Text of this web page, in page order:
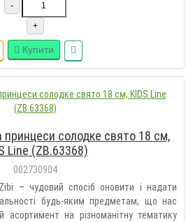
-
+
Купити
принцеси солодке свято 18 см,
Line (ZB.63368)
002730904
– чудовий спосіб оновити і надати
будь-яким предметам, що нас
на різноманітну тематику